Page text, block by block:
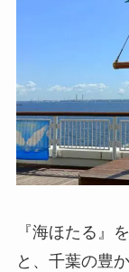
『海ほたる』
と、千葉の豊